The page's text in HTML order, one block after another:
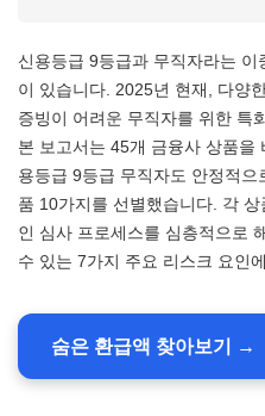
신용등급 9등급과 무직자라는
이 있습니다. 2025년 현재, 다양
증빙이 어려운 무직자를 위한 특
본 보고서는 45개 금융사 상품을
용등급 9등급 무직자도 안정적
품 10가지를 선별했습니다. 각
인 심사 프로세스를 심층적으로
수 있는 7가지 주요 리스크 요인
숨은 환급액 찾아보기 →